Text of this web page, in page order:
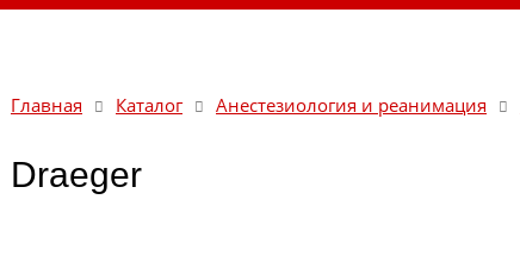
Главная Каталог Анестезиология и реанимация
Draeger